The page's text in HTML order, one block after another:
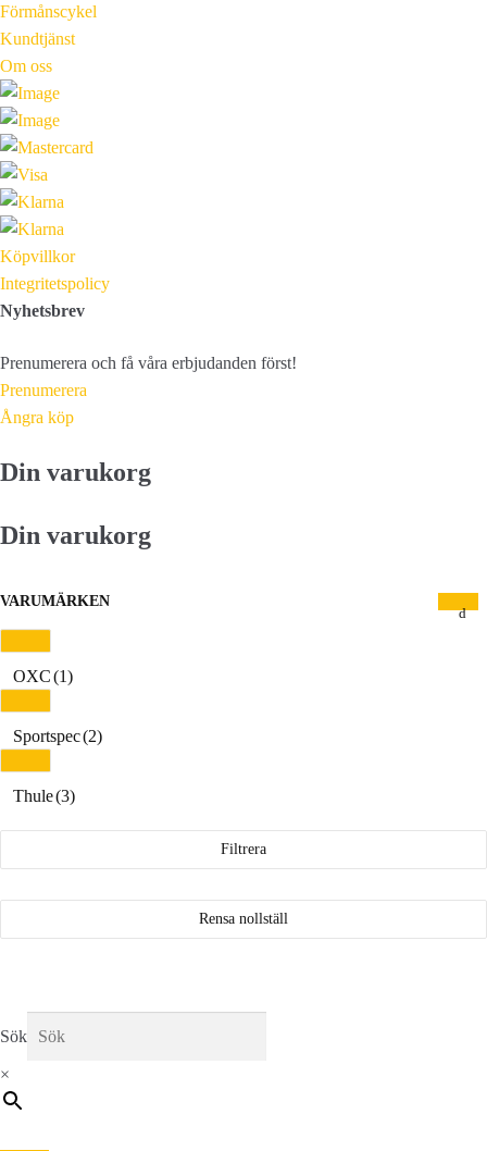
Förmånscykel
Kundtjänst
Om oss
Köpvillkor
Integritetspolicy
Nyhetsbrev
Prenumerera och få våra erbjudanden först!
Prenumerera
Ångra köp
Din varukorg
Din varukorg
VARUMÄRKEN
OXC(1)
Sportspec(2)
Thule(3)
Filtrera
Rensa nollställ
Sök
×